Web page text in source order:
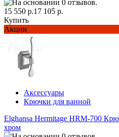
15 550 р.17 105 р.
Купить
Акции
Аксессуары
Крючки для ванной
Elghansa Hermitage HRM-700
хром